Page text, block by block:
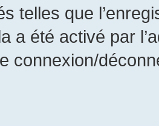
telles que
a été activé par
connexion/